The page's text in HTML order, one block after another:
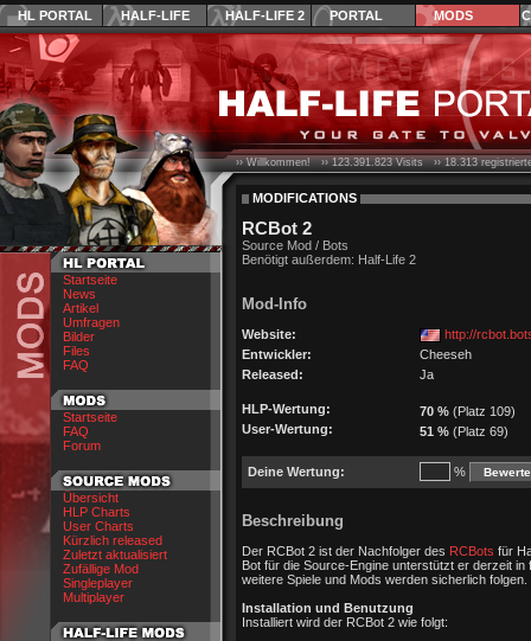
HL PORTAL HALF-LIFE HALF-LIFE 2 PORTAL MODS
Startseite
News
Artikel
Umfragen
Bilder
Files
FAQ
Startseite
FAQ
Forum
Übersicht
HLP Charts
User Charts
Kürzlich released
Zuletzt aktualisiert
Zufällige Mod
Singleplayer
Multiplayer
›› Willkommen! ››123.391.823Visits ››18.313
MODIFICATIONS
RCBot 2
Source Mod / Bots
Benötigt außerdem: Half-Life 2
Mod-Info
Website:
http://
Entwickler:
Cheeseh
Released:
Ja
HLP-Wertung: 70 % (Platz 109)
User-Wertung:
51 % (Platz 69)
Deine Wertung: %
Beschreibung
Der RCBot 2 ist der Nachfolger des RCBots für
Bot für die Source-Engine unterstützt er derzeit
weitere Spiele und Mods werden sicherlich folgen.
Installation und Benutzung
Installiert wird der RCBot 2 wie folgt: